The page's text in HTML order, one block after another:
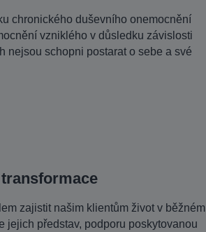
chronického duševního onemocnění
vzniklého v důsledku závislosti
nejsou schopni postarat o sebe a své
zajistit našim klientům život v běžném
jejich představ, podporu poskytovanou